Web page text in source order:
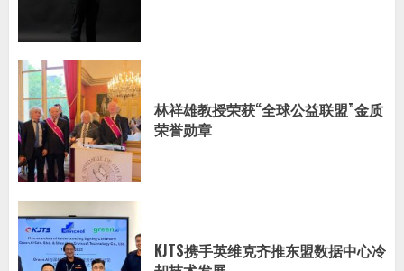
林祥雄教授荣获“全球公益联盟”金质
荣誉勋章
KJTS携手英维克齐推东盟数据中心冷